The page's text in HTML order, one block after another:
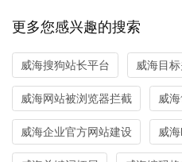
更多您感兴趣的搜索
威海搜狗站长平台 威海目
威海网站被浏览器拦截 威
威海企业官方网站建设 威